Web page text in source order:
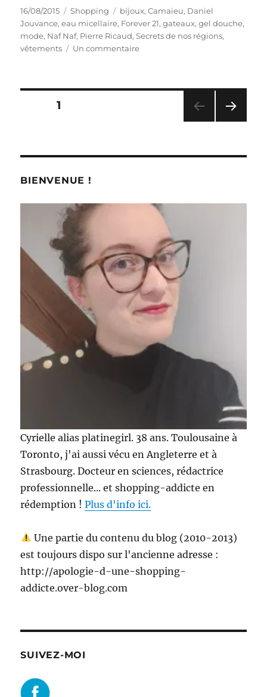
Publié
le
16/08/2015 Catégories
Shopping Étiquettes
bijoux,Camaieu, Daniel
Jouvance,eau micellaire, Forever 21,gateaux,gel douche,
mode, Naf Naf, Pierre Ricaud,Secrets de nos régions,
vêtements
Un commentairesur
–
Pagination
publications
PAGE1
ANT
BIENVENUE !
Cyrielle alias platinegirl. 38 ans. Toulousaine à
Toronto, j'ai aussi vécu en Angleterre et à
Strasbourg. Docteur en sciences, rédactrice
professionnelle... et shopping-addicte en
rédemption !Plus d'info ici.
Une partie du contenu du blog (2010-2013)
est toujours dispo sur l'ancienne adresse :
http://apologie-d-une-shopping-
addicte.over-blog.com
SUIVEZ-MOI